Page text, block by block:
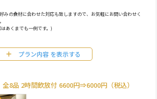
みの食材に合わせた対応も致しますので、お気軽にお問い合わせく
あくまでも一例です。)
プラン内容
全8品 2時間飲放付 6600円⇒6000円（税込）